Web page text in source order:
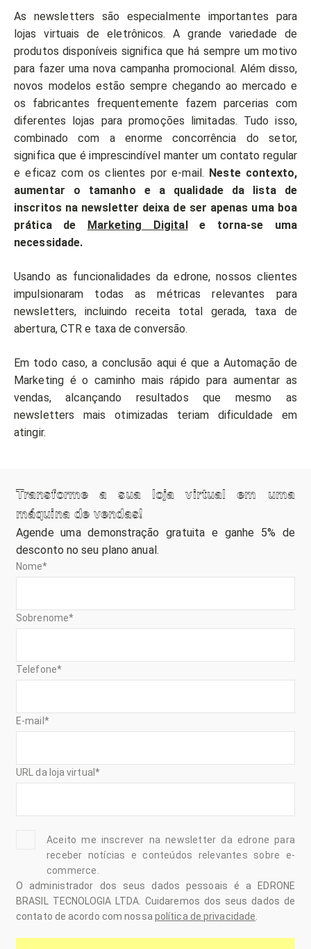
As newsletters são especialmente importantes para
lojas virtuais de eletrônicos. A grande variedade de
produtos disponíveis significa que há sempre um motivo
para fazer uma nova campanha promocional. Além disso,
novos modelos estão sempre chegando ao mercado e
os fabricantes frequentemente fazem parcerias com
diferentes lojas para promoções limitadas. Tudo isso,
combinado com a enorme concorrência do setor,
significa que é imprescindível manter um contato regular
e eficaz com os clientes por e-mail. Neste contexto,
aumentar o tamanho e a qualidade da lista de
inscritos na newsletter deixa de ser apenas uma boa
prática de Marketing Digitale torna-se uma
necessidade.
Usando as funcionalidades da edrone, nossos clientes
impulsionaram todas as métricas relevantes para
newsletters, incluindo receita total gerada, taxa de
abertura, CTR e taxa de conversão.
Em todo caso, a conclusão aqui é que a Automação de
Marketing é o caminho mais rápido para aumentar as
vendas, alcançando resultados que mesmo as
newsletters mais otimizadas teriam dificuldade em
atingir.
Transforme a sua loja virtual em uma
máquina de vendas!
Agende uma demonstração gratuita e ganhe 5% de
desconto no seu plano anual.
Nome*
Sobrenome*
Telefone*
E-mail *
URL da loja virtual *
Aceito me inscrever na newsletter da edrone para
receber notícias e conteúdos relevantes sobre e-
commerce.
O administrador dos seus dados pessoais é a EDRONE
BRASIL TECNOLOGIA LTDA. Cuidaremos dos seus dados de
contato de acordo com nossa política de privacidade